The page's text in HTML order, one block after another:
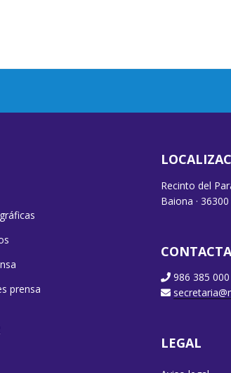
prensa
Recinto del
Baiona ·
CONTACTA
986 385 000
LEGAL